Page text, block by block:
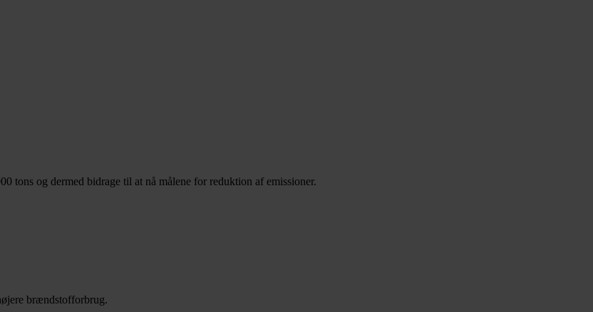
tons og dermed bidrage til at nå målene for reduktion af emissioner.
brændstofforbrug.